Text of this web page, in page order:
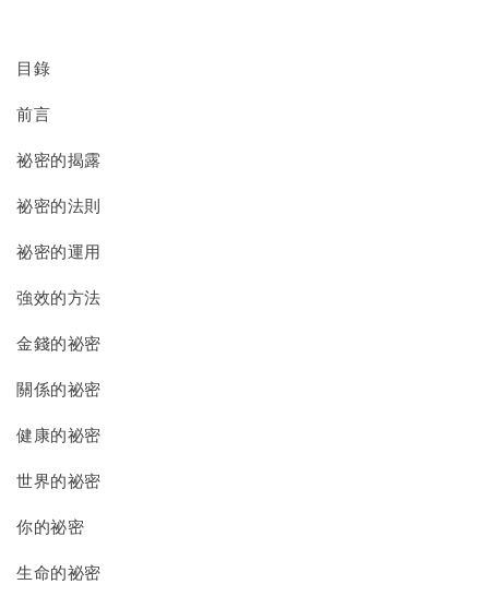
目錄
前言
祕密的揭露
祕密的法則
祕密的運用
強效的方法
金錢的祕密
關係的祕密
健康的祕密
世界的祕密
你的祕密
生命的祕密